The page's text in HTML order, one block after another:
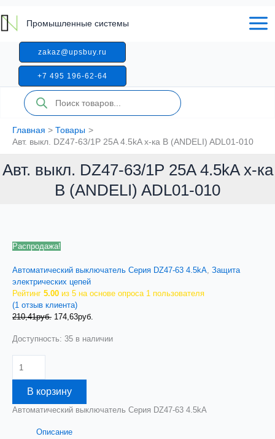
к
содержимому
Промышленные системы
zakaz@upsbuy.ru
+7 495 196-62-64
Поиск
товаров
Главная
Товары
Авт. выкл. DZ47-63/1P 25A 4.5kA х-ка B (ANDELI) ADL01-010
Авт. выкл. DZ47-63/1P 25A 4.5kA х-ка
B (ANDELI) ADL01-010
Распродажа!
Автоматический выключатель Серия DZ47-63 4.5kA,Защита
электрических цепей
Рейтинг5.00 из 5 на основе опроса 1 пользователя
(1 отзыв клиента)
210,41руб. Первоначальная
составляла
174,63руб.
174,63руб..
Доступность: 35 в наличии
товара
выкл.
DZ47-
В корзину
Автоматический выключатель Серия DZ47-63 4.5kA
Описание
DZ47-
63/1P
25A
(ANDELI)
ADL01-
010